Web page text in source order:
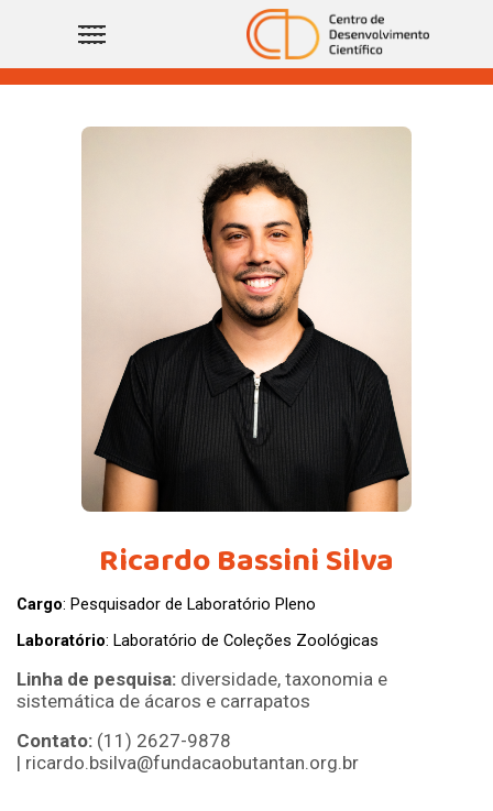
Ricardo Bassini Silva
Cargo: Pesquisador de Laboratório Pleno
Laboratório: Laboratório de Coleções Zoológicas
Linha de pesquisa: diversidade, taxonomia e
sistemática de ácaros e carrapatos
Contato: (11) 2627-9878
| ricardo.bsilva@fundacaobutantan.org.br